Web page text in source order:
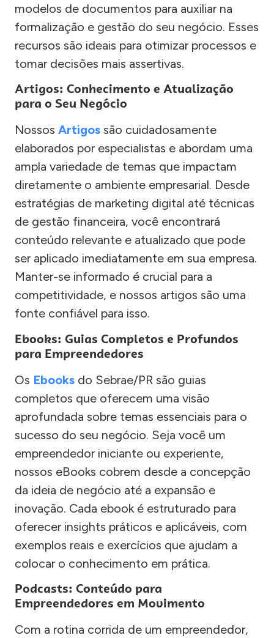
modelos de documentos para auxiliar na
formalização e gestão do seu negócio. Esses
recursos são ideais para otimizar processos e
tomar decisões mais assertivas.
Artigos: Conhecimento e Atualização
para o Seu Negócio
Nossos Artigos são cuidadosamente
elaborados por especialistas e abordam uma
ampla variedade de temas que impactam
diretamente o ambiente empresarial. Desde
estratégias de marketing digital até técnicas
de gestão financeira, você encontrará
conteúdo relevante e atualizado que pode
ser aplicado imediatamente em sua empresa.
Manter-se informado é crucial para a
competitividade, e nossos artigos são uma
fonte confiável para isso.
Ebooks: Guias Completos e Profundos
para Empreendedores
Os Ebooks do Sebrae/PR são guias
completos que oferecem uma visão
aprofundada sobre temas essenciais para o
sucesso do seu negócio. Seja você um
empreendedor iniciante ou experiente,
nossos eBooks cobrem desde a concepção
da ideia de negócio até a expansão e
inovação. Cada ebook é estruturado para
oferecer insights práticos e aplicáveis, com
exemplos reais e exercícios que ajudam a
colocar o conhecimento em prática.
Podcasts: Conteúdo para
Empreendedores em Movimento
Com a rotina corrida de um empreendedor,